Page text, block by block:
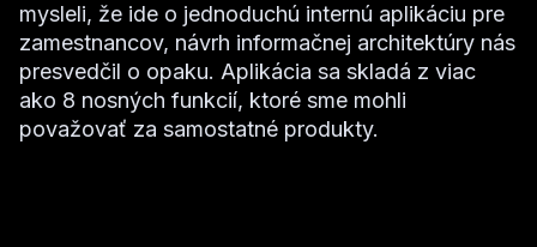
mysleli, že ide o jednoduchú internú aplikáciu pre
zamestnancov, návrh informačnej architektúry nás
presvedčil o opaku. Aplikácia sa skladá z viac
ako 8 nosných funkcií, ktoré sme mohli
považovať za samostatné produkty.